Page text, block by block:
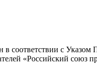
с Указом
«Российский